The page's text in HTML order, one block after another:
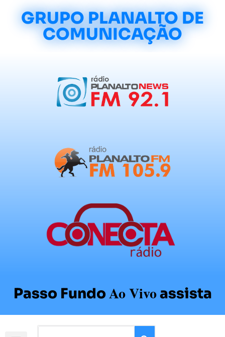
GRUPO PLANALTO DE
COMUNICAÇÃO
Passo FundoAo Vivoassista